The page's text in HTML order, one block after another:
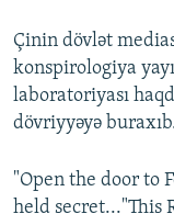
Çinin dövlət
konspirologiya
laboratoriyası
dövriyyəyə
"Open the door to
held secret..."This